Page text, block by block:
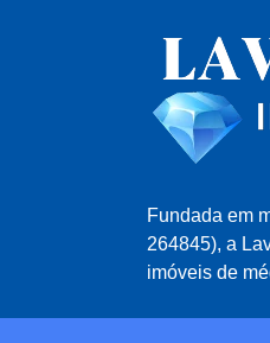
Fundada em
264845), a
imóveis de